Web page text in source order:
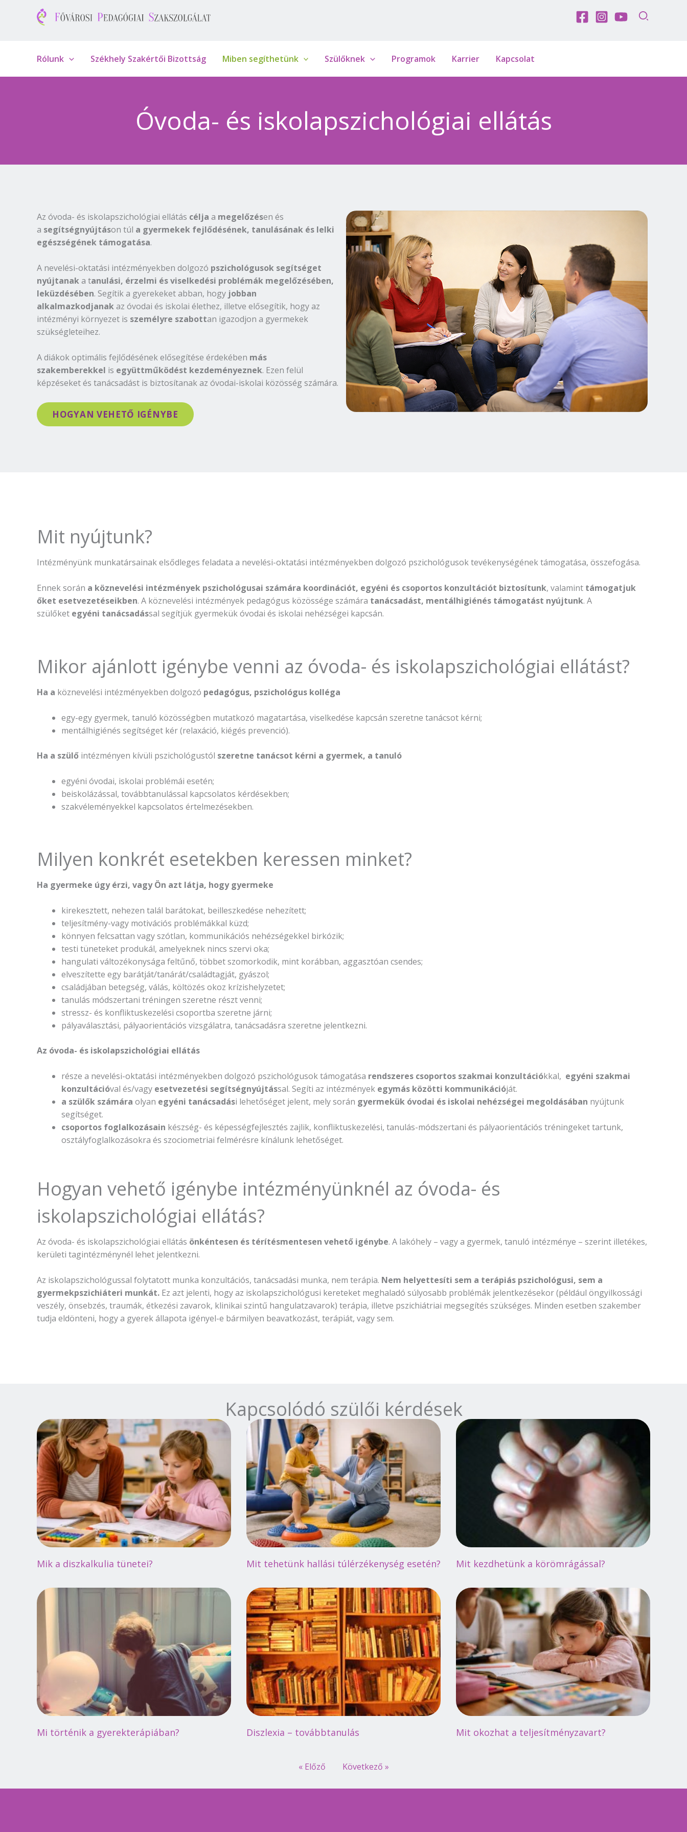
Rólunk Székhely Szakértői Bizottság Miben segíthetünk Szülőknek Programok Karrier Kapcsolat
Óvoda- és iskolapszichológiai ellátás
Az óvoda- és iskolapszichológiai ellátás célja a megelőzésen és
a segítségnyújtáson túl a gyermekek fejlődésének, tanulásának és lelki
egészségének támogatása.
A nevelési-oktatási intézményekben dolgozó pszichológusok segítséget
nyújtanaka tanulási, érzelmi és viselkedési problémák megelőzésében,
leküzdésében. Segítik a gyerekeket abban, hogy jobban
alkalmazkodjanakaz óvodai és iskolai élethez, illetve elősegítik, hogy az
intézményi környezet is személyre szabottan igazodjon a gyermekek
szükségleteihez.
A diákok optimális fejlődésének elősegítése érdekében más
szakemberekkel is együttműködést kezdeményeznek. Ezen felül
képzéseket és tanácsadást is biztosítanak az óvodai-iskolai közösség számára.
HOGYAN VEHETŐ IGÉNYBE
Mit nyújtunk?
Intézményünk munkatársainak elsődleges feladata a nevelési-oktatási intézményekben dolgozó pszichológusok tevékenységének támogatása, összefogása.
Ennek során a köznevelési intézmények pszichológusai számára koordinációt, egyéni és csoportos konzultációt biztosítunk, valamint támogatjuk
őket esetvezetéseikben. A köznevelési intézmények pedagógus közössége számára tanácsadást, mentálhigiénés támogatást nyújtunk. A
szülőket egyéni tanácsadással segítjük gyermekük óvodai és iskolai nehézségei kapcsán.
Mikor ajánlott igénybe venni az óvoda- és iskolapszichológiai ellátást?
Ha a köznevelési intézményekben dolgozó pedagógus, pszichológus kolléga
egy-egy gyermek, tanuló közösségben mutatkozó magatartása, viselkedése kapcsán szeretne tanácsot kérni;
mentálhigiénés segítséget kér (relaxáció, kiégés prevenció).
Ha a szülő intézményen kívüli pszichológustól szeretne tanácsot kérni a gyermek, a tanuló
egyéni óvodai, iskolai problémái esetén;
beiskolázással, továbbtanulással kapcsolatos kérdésekben;
szakvéleményekkel kapcsolatos értelmezésekben.
Milyen konkrét esetekben keressen minket?
Ha gyermeke úgy érzi, vagy Ön azt látja, hogy gyermeke
kirekesztett, nehezen talál barátokat, beilleszkedése nehezített;
teljesítmény-vagy motivációs problémákkal küzd;
könnyen felcsattan vagy szótlan, kommunikációs nehézségekkel birkózik;
testi tüneteket produkál, amelyeknek nincs szervi oka;
hangulati változékonysága feltűnő, többet szomorkodik, mint korábban, aggasztóan csendes;
elveszítette egy barátját/tanárát/családtagját, gyászol;
családjában betegség, válás, költözés okoz krízishelyzetet;
tanulás módszertani tréningen szeretne részt venni;
stressz- és konfliktuskezelési csoportba szeretne járni;
pályaválasztási, pályaorientációs vizsgálatra, tanácsadásra szeretne jelentkezni.
Az óvoda- és iskolapszichológiai ellátás
része a nevelési-oktatási intézményekben dolgozó pszichológusok támogatása rendszeres csoportos szakmai konzultációkkal, egyéni szakmai
konzultációval és/vagy esetvezetési segítségnyújtással. Segíti az intézmények egymás közötti kommunikációját.
a szülők számára olyan egyéni tanácsadási lehetőséget jelent, mely során gyermekük óvodai és iskolai nehézségei megoldásában nyújtunk
segítséget.
csoportos foglalkozásain készség- és képességfejlesztés zajlik, konfliktuskezelési, tanulás-módszertani és pályaorientációs tréningeket tartunk,
osztályfoglalkozásokra és szociometriai felmérésre kínálunk lehetőséget.
Hogyan vehető igénybe intézményünknél az óvoda- és
iskolapszichológiai ellátás?
Az óvoda- és iskolapszichológiai ellátás önkéntesen és térítésmentesen vehető igénybe. A lakóhely – vagy a gyermek, tanuló intézménye – szerint illetékes,
kerületi tagintézménynél lehet jelentkezni.
Az iskolapszichológussal folytatott munka konzultációs, tanácsadási munka, nem terápia. Nem helyettesíti sem a terápiás pszichológusi, sem a
gyermekpszichiáteri munkát. Ez azt jelenti, hogy az iskolapszichológusi kereteket meghaladó súlyosabb problémák jelentkezésekor (például öngyilkossági
veszély, önsebzés, traumák, étkezési zavarok, klinikai szintű hangulatzavarok) terápia, illetve pszichiátriai megsegítés szükséges. Minden esetben szakember
tudja eldönteni, hogy a gyerek állapota igényel-e bármilyen beavatkozást, terápiát, vagy sem.
Kapcsolódó szülői kérdések
Mik a diszkalkulia tünetei? Mit tehetünk hallási túlérzékenység esetén? Mit kezdhetünk a körömrágással?
Mi történik a gyerekterápiában? Diszlexia – továbbtanulás Mit okozhat a teljesítményzavart?
« Előző Következő »